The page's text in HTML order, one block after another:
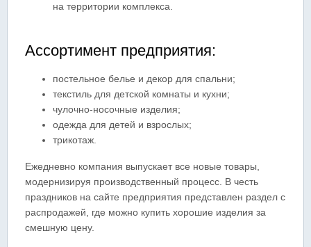
на территории комплекса.
Ассортимент предприятия:
постельное белье и декор для спальни;
текстиль для детской комнаты и кухни;
чулочно-носочные изделия;
одежда для детей и взрослых;
трикотаж.
Ежедневно компания выпускает все новые товары,
модернизируя производственный процесс. В честь
праздников на сайте предприятия представлен раздел с
распродажей, где можно купить хорошие изделия за
смешную цену.